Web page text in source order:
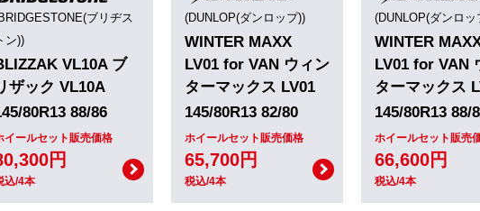
ブリヂス
ン))
VL10A ブ
ザック VL10A
80R13 88/86
イールセット販売価格
円
込/4本
(DUNLOP(ダンロップ))
WINTER MAXX
LV01 for VAN ウィン
ターマックス LV01
145/80R13 82/80
ホイールセット販売価格
65,700円
税込/4本
(DUNLOP(ダンロッ
WINTER
LV01 for VAN
ターマックス
145/80R13 88/
ホイールセット販売
66,600円
税込/4本